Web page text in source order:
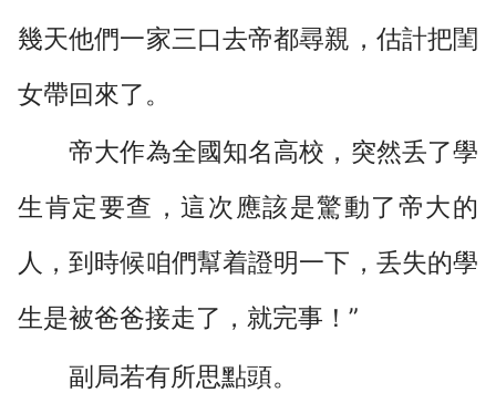
幾天他們一家三口去帝都尋親，估計把閨
女帶回來了。
帝大作為全國知名高校，突然丢了學
生肯定要查，這次應該是驚動了帝大的
人，到時候咱們幫着證明一下，丢失的學
生是被爸爸接走了，就完事！”
副局若有所思點頭。